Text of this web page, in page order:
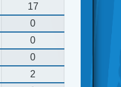
17
0
0
0
2